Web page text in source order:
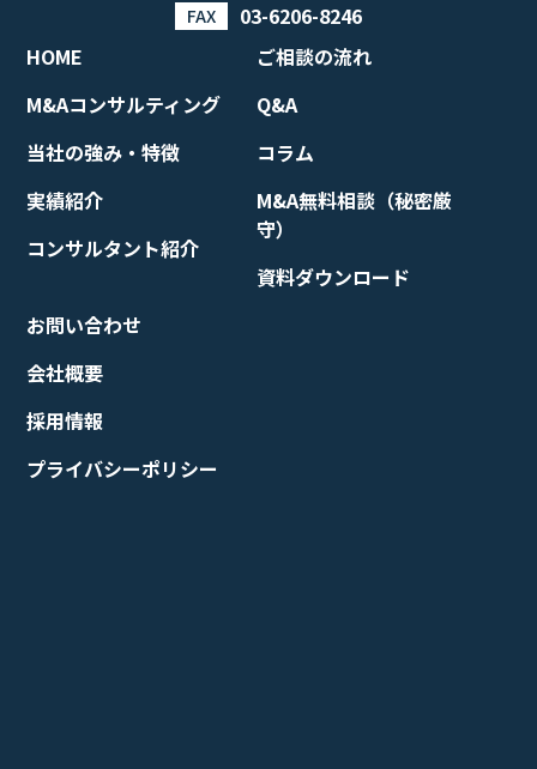
FAX
03-6206-8246
HOME
M&Aコンサルティング
当社の強み・特徴
実績紹介
コンサルタント紹介
ご相談の流れ
Q&A
コラム
M&A無料相談（秘密厳
守）
資料ダウンロード
お問い合わせ
会社概要
採用情報
プライバシーポリシー